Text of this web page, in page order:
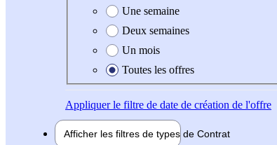
Une semaine
Deux semaines
Un mois
Toutes les offres
Appliquerle filtre de date de création de l'offre
Afficher les filtres de types de Contrat